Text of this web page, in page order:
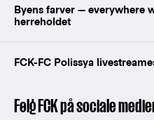
Byens farver — everywhere
herreholdet
FCK-FC Polissya
Følg FCK på sociale